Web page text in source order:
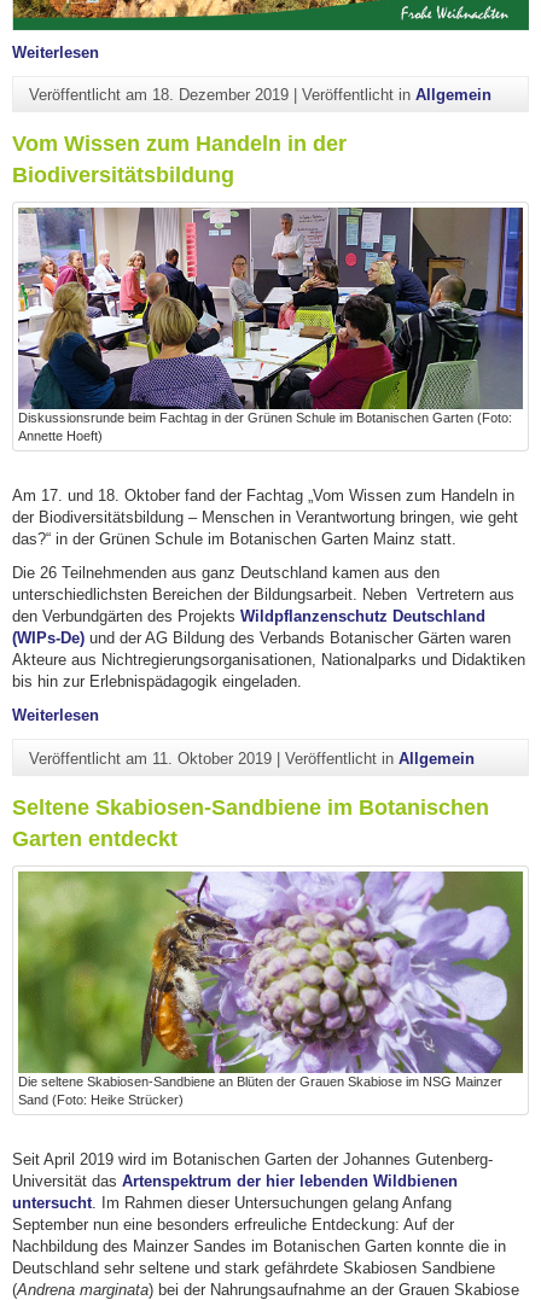
Weiterlesen"Frohe Weihnachten und ein glückliches Jahr 2020"
Veröffentlicht am 18. Dezember 2019| Veröffentlicht in Allgemein
Vom Wissen zum Handeln in der
Biodiversitätsbildung
Diskussionsrunde beim Fachtag in der Grünen Schule im Botanischen Garten (Foto:
Annette Hoeft)
Am 17. und 18. Oktober fand der Fachtag „Vom Wissen zum Handeln in
der Biodiversitätsbildung – Menschen in Verantwortung bringen, wie geht
das?“ in der Grünen Schule im Botanischen Garten Mainz statt.
Die 26 Teilnehmenden aus ganz Deutschland kamen aus den
unterschiedlichsten Bereichen der Bildungsarbeit. Neben Vertretern aus
den Verbundgärten des Projekts Wildpflanzenschutz Deutschland
(WIPs-De) und der AG Bildung des Verbands Botanischer Gärten waren
Akteure aus Nichtregierungsorganisationen, Nationalparks und Didaktiken
bis hin zur Erlebnispädagogik eingeladen.
Weiterlesen"Vom Wissen zum Handeln in der Biodiversitätsbildung"
Veröffentlicht am 11. Oktober 2019| Veröffentlicht in Allgemein
Seltene Skabiosen-Sandbiene im Botanischen
Garten entdeckt
Die seltene Skabiosen-Sandbiene an Blüten der Grauen Skabiose im NSG Mainzer
Sand (Foto: Heike Strücker)
Seit April 2019 wird im Botanischen Garten der Johannes Gutenberg-
Universität das Artenspektrum der hier lebenden Wildbienen
untersucht . Im Rahmen dieser Untersuchungen gelang Anfang
September nun eine besonders erfreuliche Entdeckung: Auf der
Nachbildung des Mainzer Sandes im Botanischen Garten konnte die in
Deutschland sehr seltene und stark gefährdete Skabiosen Sandbiene
(Andrena marginata) bei der Nahrungsaufnahme an der Grauen Skabiose